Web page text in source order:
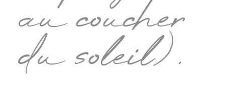
au coucher
du soleil).